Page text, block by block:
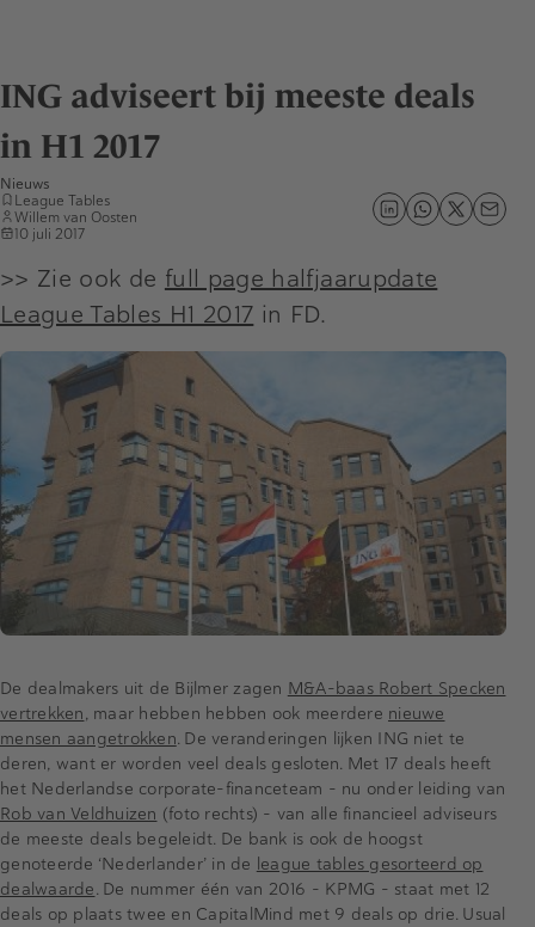
ING adviseert bij meeste deals
in H1 2017
Nieuws
League Tables
Willem van Oosten
10 juli 2017
>> Zie ook de full page halfjaarupdate
League Tables H1 2017 in FD.
De dealmakers uit de Bijlmer zagen M&A-baas Robert Specken
vertrekken, maar hebben hebben ook meerdere nieuwe
mensen aangetrokken. De veranderingen lijken ING niet te
deren, want er worden veel deals gesloten. Met 17 deals heeft
het Nederlandse corporate-financeteam - nu onder leiding van
Rob van Veldhuizen (foto rechts) - van alle financieel adviseurs
de meeste deals begeleidt. De bank is ook de hoogst
genoteerde ‘Nederlander’ in de league tables gesorteerd op
dealwaarde. De nummer één van 2016 - KPMG - staat met 12
deals op plaats twee en CapitalMind met 9 deals op drie. Usual